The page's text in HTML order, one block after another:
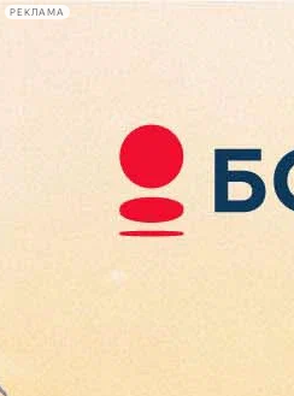
РЕКЛАМА
Сегодня:
2026.08.08
10:14
Афиша Plus